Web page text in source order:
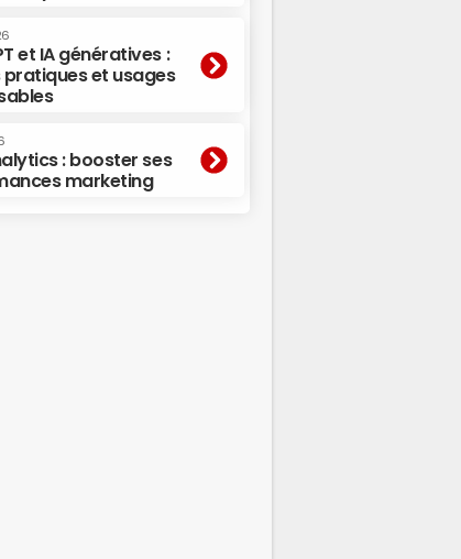
et IA génératives :
pratiques et usages
: booster ses
marketing